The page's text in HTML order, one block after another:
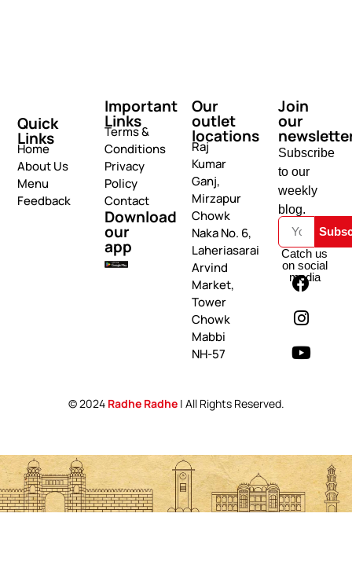
Quick
Links
Home
About Us
Menu
Feedback
Important
Links
Terms &
Conditions
Privacy
Policy
Contact
Download
our
app
Our
outlet
locations
Raj
Kumar
Ganj,
Mirzapur
Chowk
Naka No. 6,
Laheriasarai
Arvind
Market,
Tower
Chowk
Mabbi
NH-57
Join
our
Subscribe
to our
weekly
blog.
Catch us
on social
media
© 2024 Radhe Radhe | All Rights Reserved.